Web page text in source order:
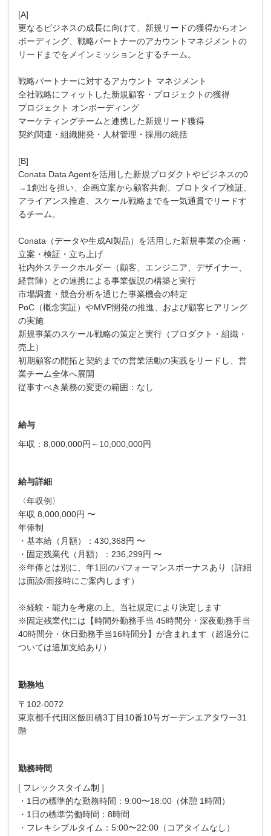
[A]
更なるビジネスの成長に向けて、新規リードの獲得からオン
ボーディング、戦略パートナーのアカウントマネジメントの
リードまでをメインミッションとするチーム。
戦略パートナーに対するアカウント マネジメント
全社戦略にフィットした新規顧客・プロジェクトの獲得
プロジェクト オンボーディング
マーケティングチームと連携した新規リード獲得
契約関連・組織開発・人材管理・採用の統括
[B]
Conata Data Agentを活用した新規プロダクトやビジネスの0
→1創出を担い、企画立案から顧客共創、プロトタイプ検証、
アライアンス推進、スケール戦略までを一気通貫でリードす
るチーム。
Conata（データや生成AI製品）を活用した新規事業の企画・
立案・検証・立ち上げ
社内外ステークホルダー（顧客、エンジニア、デザイナー、
経営陣）との連携による事業仮説の構築と実行
市場調査・競合分析を通じた事業機会の特定
PoC（概念実証）やMVP開発の推進、および顧客ヒアリング
の実施
新規事業のスケール戦略の策定と実行（プロダクト・組織・
売上）
初期顧客の開拓と契約までの営業活動の実践をリードし、営
業チーム全体へ展開
従事すべき業務の変更の範囲：なし
給与
年収：8,000,000円～10,000,000円
給与詳細
〈年収例〉
年収 8,000,000円 〜
年俸制
・基本給（月額）：430,368円 〜
・固定残業代（月額）：236,299円 〜
※年俸とは別に、年1回のパフォーマンスボーナスあり（詳細
は面談/面接時にご案内します）
※経験・能力を考慮の上、当社規定により決定します
※固定残業代には【時間外勤務手当 45時間分・深夜勤務手当
40時間分・休日勤務手当16時間分】が含まれます（超過分に
ついては追加支給あり）
勤務地
〒102-0072
東京都千代田区飯田橋3丁目10番10号ガーデンエアタワー31
階
勤務時間
[ フレックスタイム制 ]
・1日の標準的な勤務時間：9:00〜18:00（休憩 1時間）
・1日の標準労働時間：8時間
・フレキシブルタイム：5:00〜22:00（コアタイムなし）